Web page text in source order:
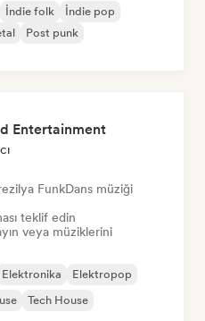
İndie folk
İndie pop
Post punk
Entertainment
FunkDans müziği
teklif edin
veya müziklerini
Elektronika
Elektropop
Tech House